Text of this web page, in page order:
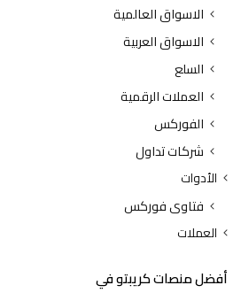
الاسواق العالمية
الاسواق العربية
السلع
العملات الرقمية
الفوركس
شركات تداول
الأدوات
فتاوى فوركس
العملات
أفضل منصات كريبتو في